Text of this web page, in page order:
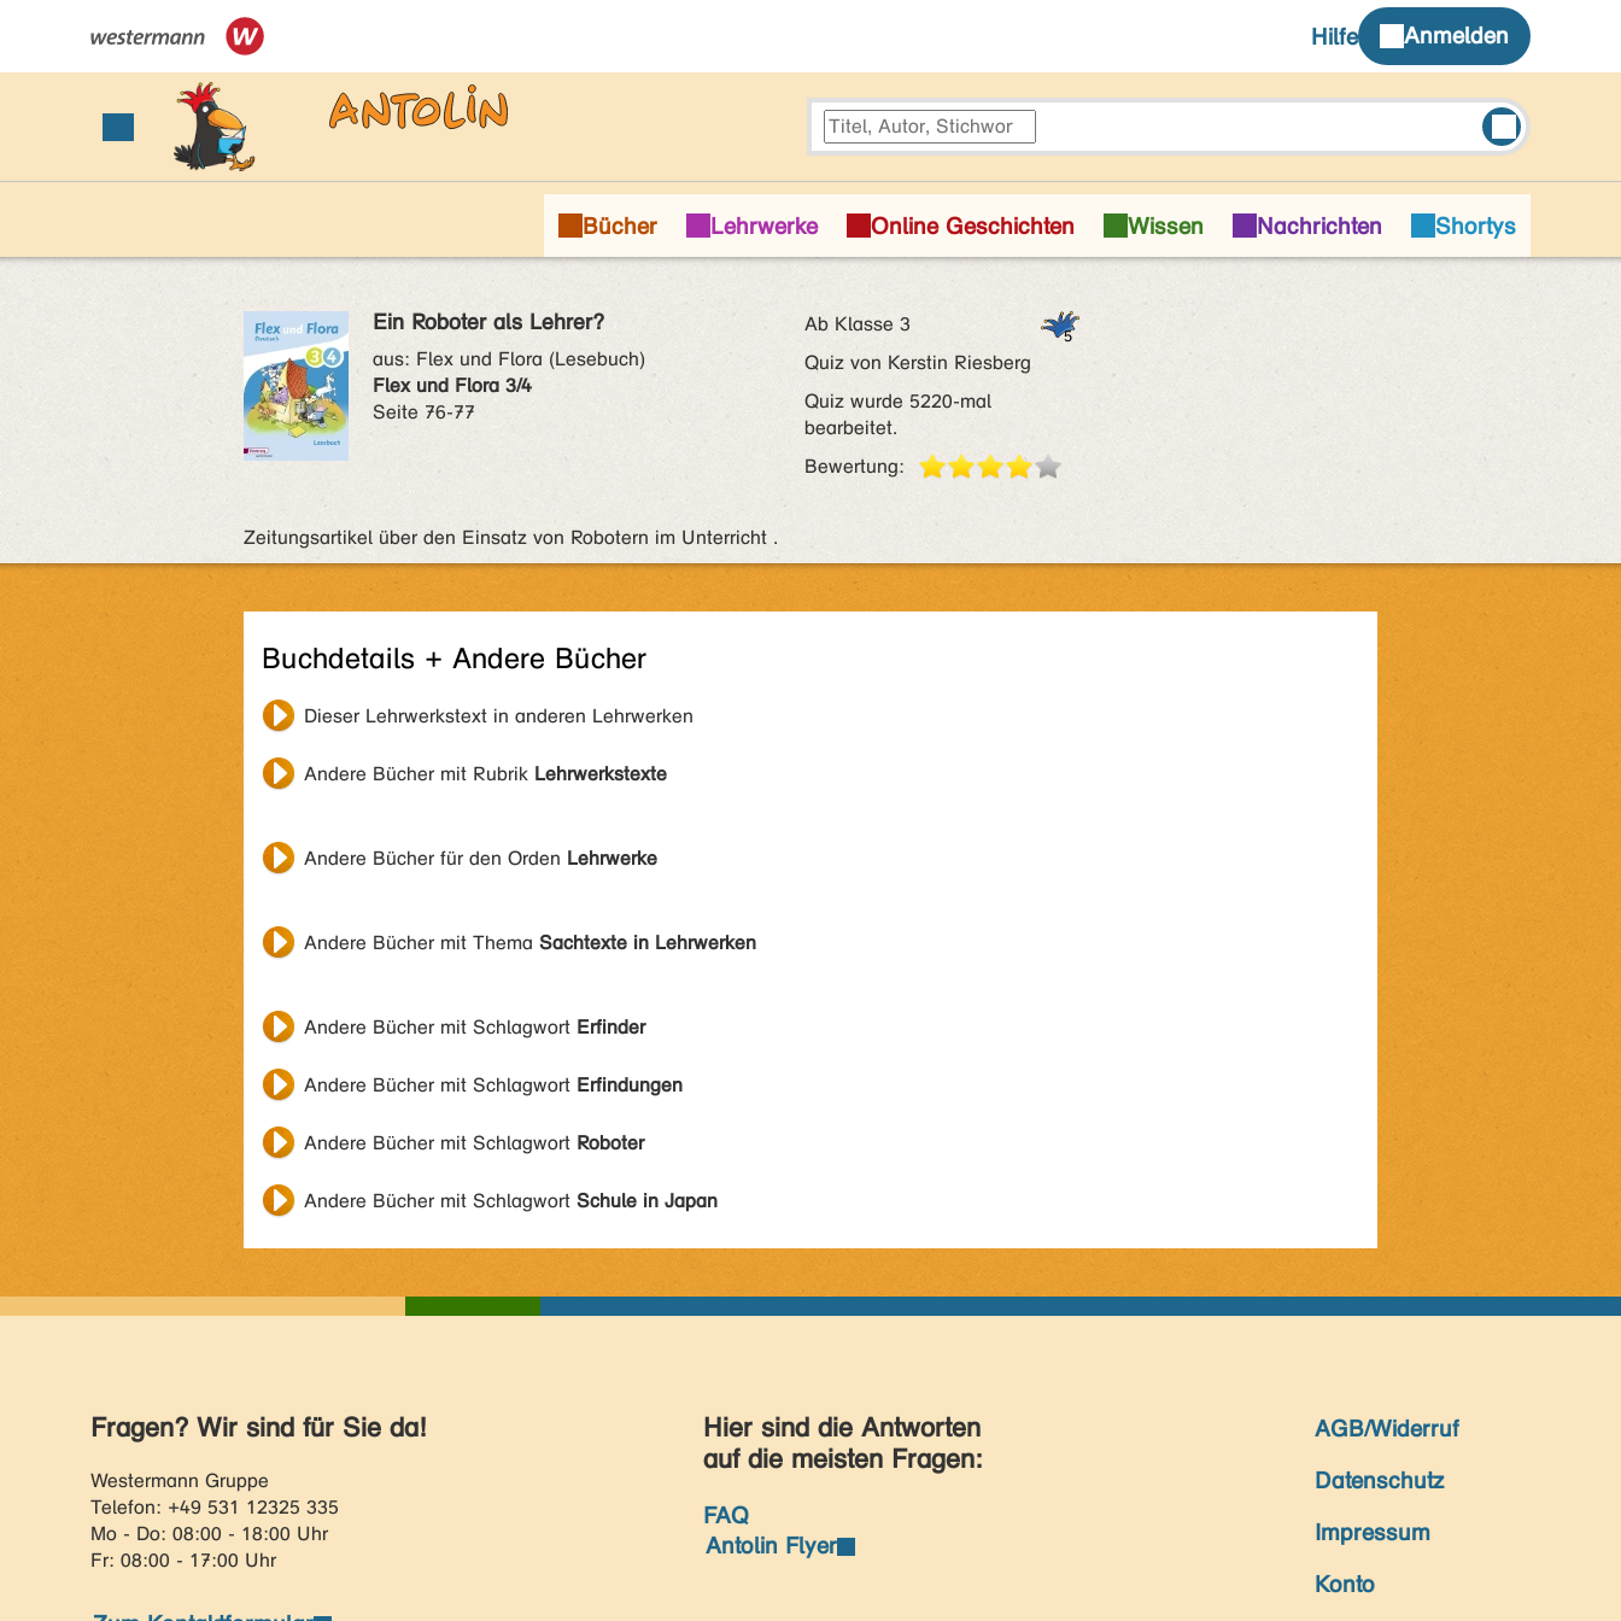
Ein Roboter als Lehrer?
aus: Flex und Flora (Lesebuch)
Flex und Flora 3/4
Seite 76-77
Ab Klasse 3
Quiz von Kerstin Riesberg
Quiz wurde 5220-mal
bearbeitet.
Bewertung:
Zeitungsartikel über den Einsatz von Robotern im Unterricht .
Buchdetails + Andere Bücher
Dieser Lehrwerkstext in anderen Lehrwerken
Andere Bücher mit Rubrik Lehrwerkstexte
Andere Bücher für den Orden Lehrwerke
Andere Bücher mit Thema Sachtexte in Lehrwerken
Andere Bücher mit Schlagwort Erfinder
Andere Bücher mit Schlagwort Erfindungen
Andere Bücher mit Schlagwort Roboter
Andere Bücher mit Schlagwort Schule in Japan